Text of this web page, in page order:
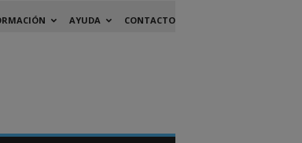
AYUDA CONTACTO